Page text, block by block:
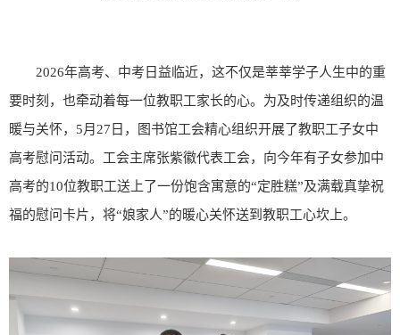
2026年高考、中考日益临近，这不仅是莘莘学子人生中的重
要时刻，也牵动着每一位教职工家长的心。为及时传递组织的温
暖与关怀， 5月 27 日，图书馆工会精心组织开展了教职工子女中
高考慰问活动。工会主席张紫徽代表工会，向今年有子女参加中
高考的10位教职工送上了一份饱含寓意的“定胜糕”及满载真挚祝
福的慰问卡片，将“娘家人”的暖心关怀送到教职工心坎上。